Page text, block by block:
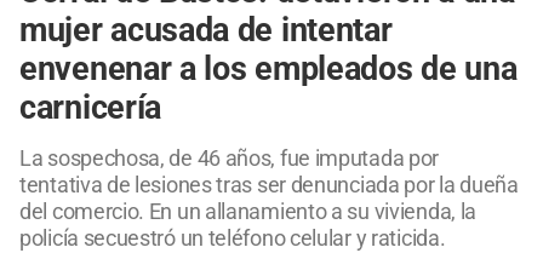
mujer acusada de intentar
envenenar a los empleados de una
carnicería
La sospechosa, de 46 años, fue imputada por
tentativa de lesiones tras ser denunciada por la dueña
del comercio. En un allanamiento a su vivienda, la
policía secuestró un teléfono celular y raticida.